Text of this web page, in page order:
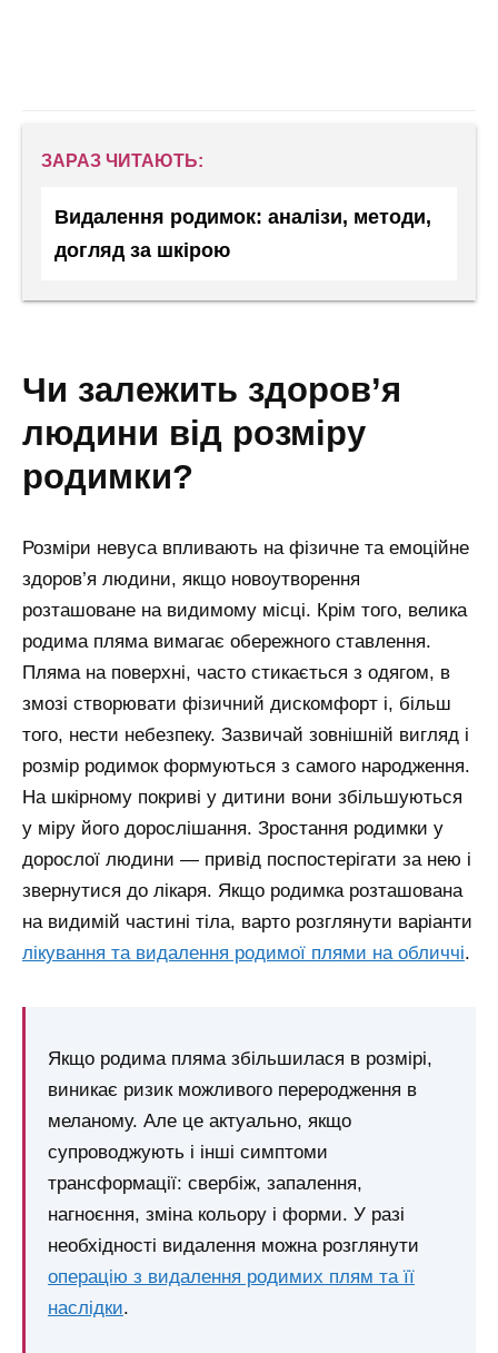
ЗАРАЗ ЧИТАЮТЬ:
Видалення родимок: аналізи, методи,
догляд за шкірою
чи залежить здоров’я
людини від розміру
родимки?
Розміри невуса впливають на фізичне та емоційне
здоров’я людини, якщо новоутворення
розташоване на видимому місці. Крім того, велика
родима пляма вимагає обережного ставлення.
Пляма на поверхні, часто стикається з одягом, в
змозі створювати фізичний дискомфорт і, більш
того, нести небезпеку. Зазвичай зовнішній вигляд і
розмір родимок формуються з самого народження.
На шкірному покриві у дитини вони збільшуються
у міру його дорослішання. Зростання родимки у
дорослої людини — привід поспостерігати за нею і
звернутися до лікаря. Якщо родимка розташована
на видимій частині тіла, варто розглянути варіанти
лікування та видалення родимої плями на обличчі.
Якщо родима пляма збільшилася в розмірі,
виникає ризик можливого переродження в
меланому. Але це актуально, якщо
супроводжують і інші симптоми
трансформації: свербіж, запалення,
нагноєння, зміна кольору і форми. У разі
необхідності видалення можна розглянути
операцію з видалення родимих плям та її
наслідки.